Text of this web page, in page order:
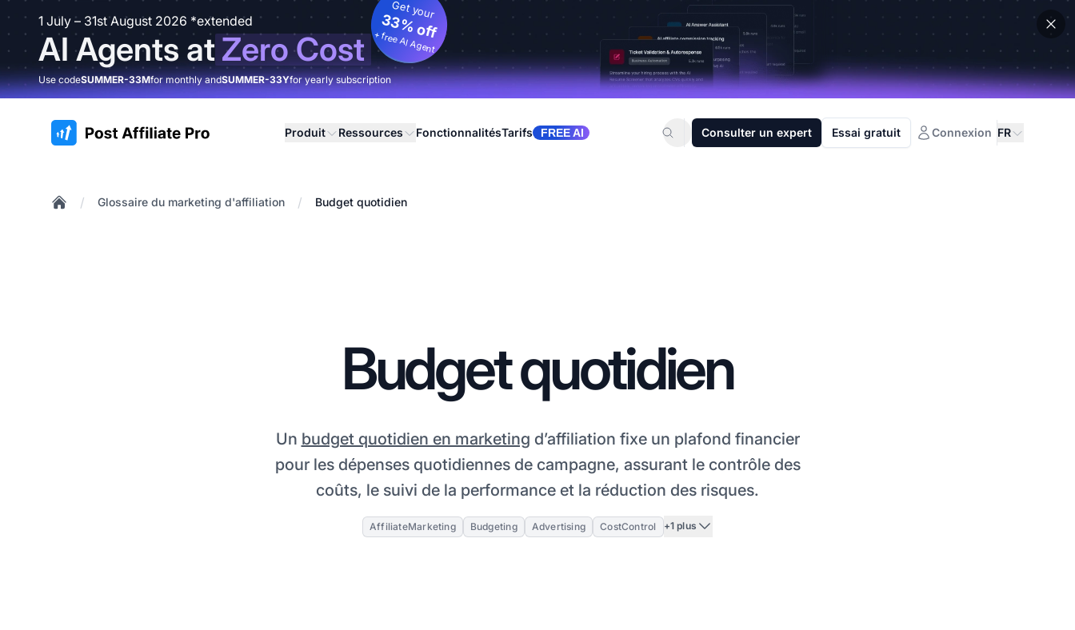
1 July – 31st August 2026 *extended
AI Agents atZero Cost
Get your
33% off
+ free AI Agent
Use codeSUMMER-33Mfor monthly andSUMMER-33Yfor yearly subscription
:site.title Produit Ressources FonctionnalitésTarifs FREE AI Consulter un expert Essai gratuit Connexion FR
/ Glossaire du marketing d'affiliation / Budget quotidien
Budget quotidien
Un budget quotidien en marketing d’affiliation fixe un plafond financier
pour les dépenses quotidiennes de campagne, assurant le contrôle des
coûts, le suivi de la performance et la réduction des risques.
AffiliateMarketing Budgeting Advertising CostControl +1 plus